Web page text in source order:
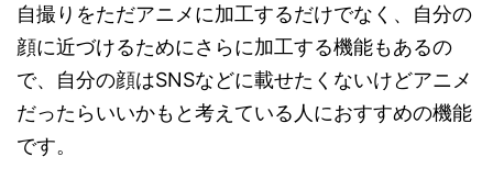
自撮りをただアニメに加工するだけでなく、自分の
顔に近づけるためにさらに加工する機能もあるの
で、自分の顔はSNSなどに載せたくないけどアニメ
だったらいいかもと考えている人におすすめの機能
です。